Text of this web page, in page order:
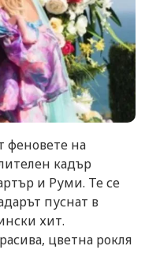
феновете на
кадър
и Руми. Те се
пуснат в
хит.
цветна рокля